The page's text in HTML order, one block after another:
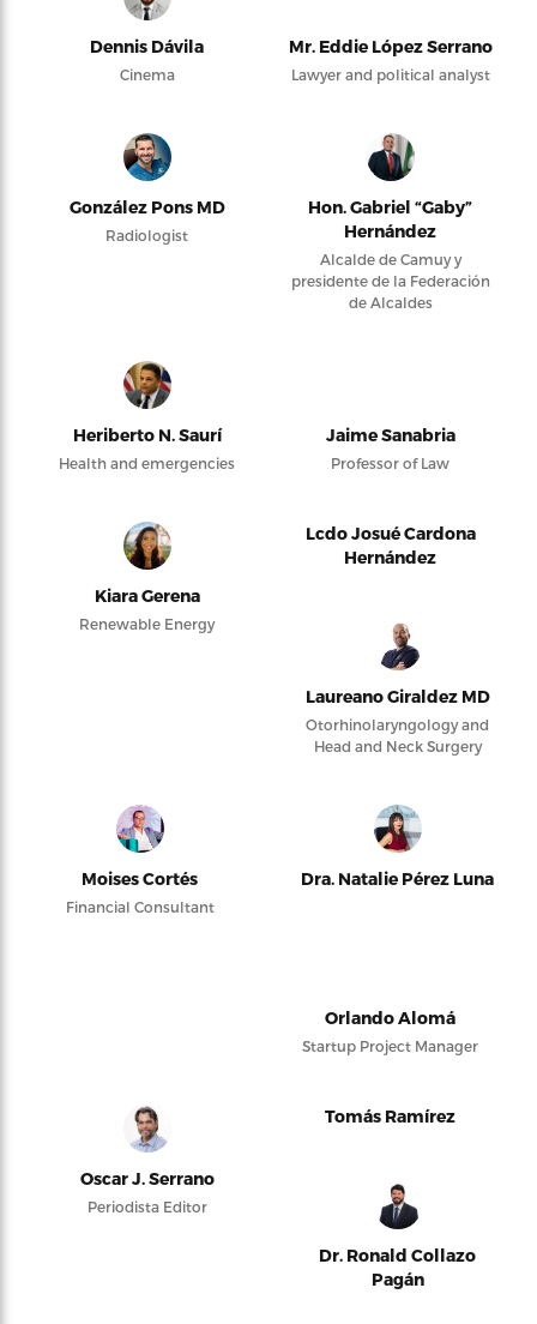
Dennis Dávila
Cinema
Mr. Eddie López Serrano
Lawyer and political analyst
González Pons MD
Radiologist
Hon. Gabriel “Gaby”
Hernández
Alcalde de Camuy y
presidente de la Federación
de Alcaldes
Heriberto N. Saurí
Health and emergencies
Jaime Sanabria
Professor of Law
Kiara Gerena
Renewable Energy
Lcdo Josué Cardona
Hernández
Laureano Giraldez MD
Otorhinolaryngology and
Head and Neck Surgery
Moises Cortés
Financial Consultant
Dra. Natalie Pérez Luna
Orlando Alomá
Startup Project Manager
Oscar J. Serrano
Periodista Editor
Tomás Ramírez
Dr. Ronald Collazo
Pagán